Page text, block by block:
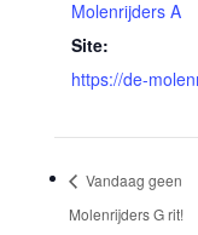
Molenrijders A
Site:
https://de-
Vandaag geen
Molenrijders G rit!